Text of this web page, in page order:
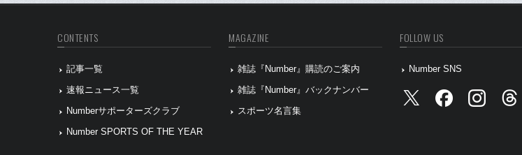
CONTENTS
記事一覧
速報ニュース一覧
Numberサポーターズクラブ
Number SPORTS OF THE YEAR
MAGAZINE
雑誌『Number』購読のご案内
雑誌『Number』バックナンバー
スポーツ名言集
FOLLOW US
Number SNS